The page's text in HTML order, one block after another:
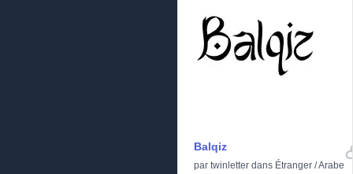
Balqiz
par twinletter dans Étranger /Arabe